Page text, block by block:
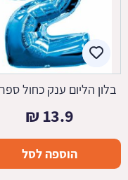
בלון הליום ענק כחול
13.9
₪
הוספה לסל